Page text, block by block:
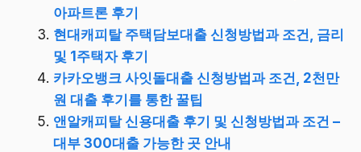
아파트론 후기
현대캐피탈 주택담보대출 신청방법과 조건, 금리
및 1주택자 후기
카카오뱅크 사잇돌대출 신청방법과 조건, 2천만
원 대출 후기를 통한 꿀팁
앤알캐피탈 신용대출 후기 및 신청방법과 조건 –
대부 300대출 가능한 곳 안내